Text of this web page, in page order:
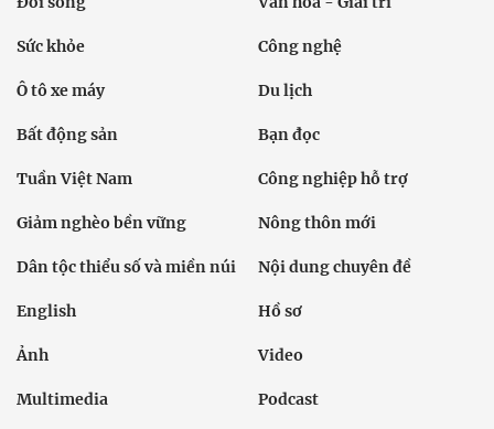
Sức khỏe Công nghệ
Ô tô xe máy Du lịch
Bất động sản Bạn đọc
Tuần Việt Nam Công nghiệp hỗ trợ
Giảm nghèo bền vững Nông thôn mới
Dân tộc thiểu số và miền núi Nội dung chuyên đề
English Hồ sơ
Ảnh Video
Multimedia Podcast